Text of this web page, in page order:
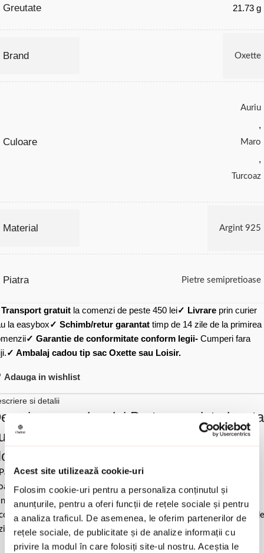
Acest site utilizează cookie-uri
Folosim cookie-uri pentru a personaliza conținutul și
anunțurile, pentru a oferi funcții de rețele sociale și pentru
a analiza traficul. De asemenea, le oferim partenerilor de
rețele sociale, de publicitate și de analize informații cu
privire la modul în care folosiți site-ul nostru. Aceștia le
Greutate 21.73 g
Brand Oxette
Culoare
Auriu
,
Maro
,
Turcoaz
Material Argint 925
Piatra Pietre semipretioase
Transport gratuit la comenzi de peste 450 lei✓ Livrare prin curier
la easybox✓ Schimb/retur garantat timp de 14 zile de la primirea
✓ Garantie de conformitate conform legii- Cumperi fara
✓ Ambalaj cadou tip sac Oxette sau Loisir.
Adauga in wishlist
si detalii
produsului Bratara argint placata
aur de 18K cu ochi de tigru si turcoaz
bijuteria in ambalajul original sau intr-un saculet de catifea
pentru a evita frecarea sau lovirea de alte materiale. Evitati
cu apa si produsele cosmetice. Dupa fiecare purtare este
sa o lustruiti cu o laveta curata pentru a evita depunerea de